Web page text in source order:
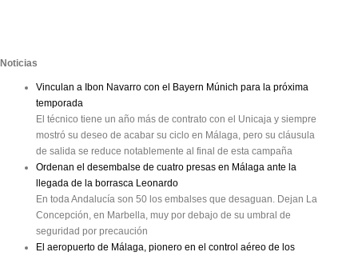
Noticias
Vinculan a Ibon Navarro con el Bayern Múnich para la próxima
temporada
El técnico tiene un año más de contrato con el Unicaja y siempre
mostró su deseo de acabar su ciclo en Málaga, pero su cláusula
de salida se reduce notablemente al final de esta campaña
Ordenan el desembalse de cuatro presas en Málaga ante la
llegada de la borrasca Leonardo
En toda Andalucía son 50 los embalses que desaguan. Dejan La
Concepción, en Marbella, muy por debajo de su umbral de
seguridad por precaución
El aeropuerto de Málaga, pionero en el control aéreo de los